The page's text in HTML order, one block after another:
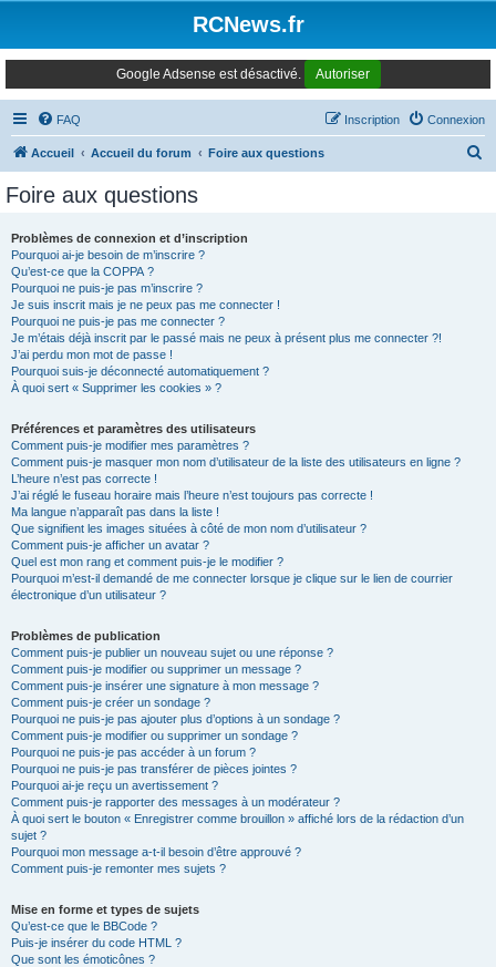
RCNews.fr
Google Adsense est désactivé. Autoriser
FAQ Connexion
Inscription
Accueil Accueil du forum Foire aux questions
Foire aux questions
Problèmes de connexion et d’inscription
Pourquoi ai-je besoin de m’inscrire ?
Qu’est-ce que la COPPA ?
Pourquoi ne puis-je pas m’inscrire ?
Je suis inscrit mais je ne peux pas me connecter !
Pourquoi ne puis-je pas me connecter ?
Je m’étais déjà inscrit par le passé mais ne peux à présent plus me connecter ?!
J’ai perdu mon mot de passe !
Pourquoi suis-je déconnecté automatiquement ?
À quoi sert « Supprimer les cookies » ?
Préférences et paramètres des utilisateurs
Comment puis-je modifier mes paramètres ?
Comment puis-je masquer mon nom d’utilisateur de la liste des utilisateurs en ligne ?
L’heure n’est pas correcte !
J’ai réglé le fuseau horaire mais l’heure n’est toujours pas correcte !
Ma langue n’apparaît pas dans la liste !
Que signifient les images situées à côté de mon nom d’utilisateur ?
Comment puis-je afficher un avatar ?
Quel est mon rang et comment puis-je le modifier ?
Pourquoi m’est-il demandé de me connecter lorsque je clique sur le lien de courrier
électronique d’un utilisateur ?
Problèmes de publication
Comment puis-je publier un nouveau sujet ou une réponse ?
Comment puis-je modifier ou supprimer un message ?
Comment puis-je insérer une signature à mon message ?
Comment puis-je créer un sondage ?
Pourquoi ne puis-je pas ajouter plus d’options à un sondage ?
Comment puis-je modifier ou supprimer un sondage ?
Pourquoi ne puis-je pas accéder à un forum ?
Pourquoi ne puis-je pas transférer de pièces jointes ?
Pourquoi ai-je reçu un avertissement ?
Comment puis-je rapporter des messages à un modérateur ?
À quoi sert le bouton « Enregistrer comme brouillon » affiché lors de la rédaction d’un
sujet ?
Pourquoi mon message a-t-il besoin d’être approuvé ?
Comment puis-je remonter mes sujets ?
Mise en forme et types de sujets
Qu’est-ce que le BBCode ?
Puis-je insérer du code HTML ?
Que sont les émoticônes ?
Panneau de gestion des cookies